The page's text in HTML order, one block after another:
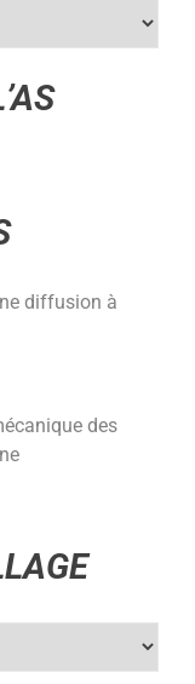
diffusion à
des